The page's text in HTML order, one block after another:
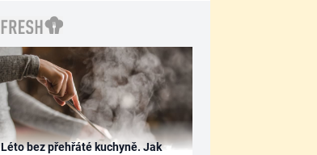
Léto bez přehřáté kuchyně. Jak